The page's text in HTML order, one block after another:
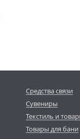
Средства связи
Сувениры
Текстиль и
Товары для бани